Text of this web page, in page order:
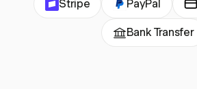
Stripe PayPal
Bank Transfer